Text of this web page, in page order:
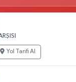
Yol Tarifi Al